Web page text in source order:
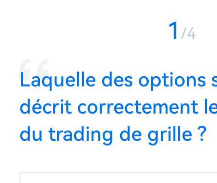
1 /4
Laquelle des options
décrit correctement
du trading de grille ?